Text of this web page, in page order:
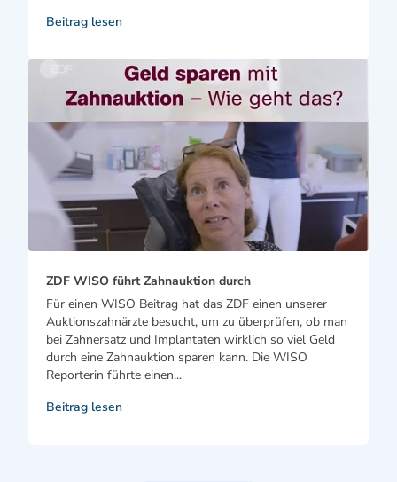
Beitrag lesen
ZDF WISO führt Zahnauktion durch
Für einen WISO Beitrag hat das ZDF einen unserer
Auktionszahnärzte besucht, um zu überprüfen, ob man
bei Zahnersatz und Implantaten wirklich so viel Geld
durch eine Zahnauktion sparen kann. Die WISO
Reporterin führte einen...
Beitrag lesen